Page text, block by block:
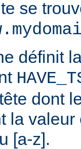
se
définit
dont
la
[a-z].